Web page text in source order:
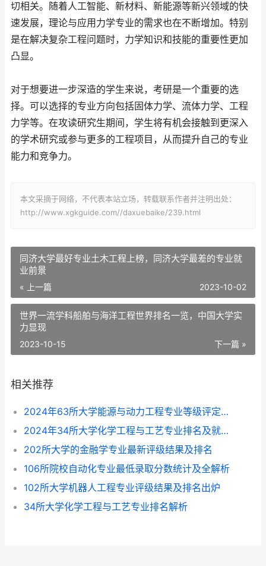
切相关。随着人工智能、新材料、新能源等新兴领域的快
速发展，理论与应用力学专业的需求也在不断增加。特别
是在解决复杂工程问题时，力学知识和技能的重要性更加
凸显。
对于想要进一步深造的学生来说，考研是一个重要的选
择。可以选择的专业方向包括固体力学、流体力学、工程
力学等。在攻读研究生期间，学生将有机会接触到更深入
的学术研究或参与更多的工程项目，从而提升自己的专业
能力和竞争力。
本文采摘于网络，不代表本站立场，转载联系作者并注明出处：
http://www.xgkguide.com//daxuebaike/239.html
同济大学最好专业土木工程上榜，同济大学最差的专业就
业前景
« 上一篇 2023-10-02
世界一流学科船舶与海洋工程世界排名一览，中国大学实
力显现
下一篇 »
2023-10-15
相关推荐
2024年63所大学能源与动力工程专业等级评定结果排名出炉
2024年34所大学化学工程与工艺专业排名及就业前景和方向解析
202所大学的金融学专业最新评级结果及排名
106所院校自动化专业最低录取分数统计及全解析
102所大学机器人工程专业评级结果及排名出炉
34所大学化学工程与工艺专业排名解析